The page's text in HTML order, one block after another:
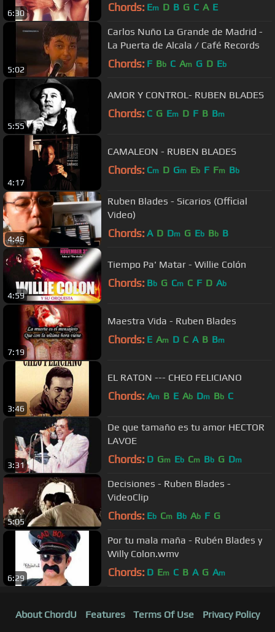
6:30 Chords: Em D B G C A E
5:02
Carlos Nuño La Grande de Madrid -
La Puerta de Alcala / Café Records
Chords: F Bb C Am G D Eb
5:55
AMOR Y CONTROL- RUBEN BLADES
Chords: C G Em D F B Bm
4:17
CAMALEON - RUBEN BLADES
Chords: Cm D Gm Eb F Fm Bb
4:46
Ruben Blades - Sicarios (Official
Video)
Chords: A D Dm G Eb Bb B
4:59
Tiempo Pa' Matar - Willie Colón
Chords: Bb G Cm C F D Ab
7:19
Maestra Vida - Ruben Blades
Chords: E Am D C A B Bm
3:46
EL RATON --- CHEO FELICIANO
Chords: Am B E Ab Dm Bb C
3:31
De que tamaño es tu amor HECTOR
LAVOE
Chords: D Gm Eb Cm Bb G Dm
5:05
Decisiones - Ruben Blades -
VideoClip
Chords: Eb Cm Bb Ab F G
6:29
Por tu mala maña - Rubén Blades y
Willy Colon.wmv
Chords: D Em C B A G Am
About ChordU Features Terms Of Use
Privacy Policy